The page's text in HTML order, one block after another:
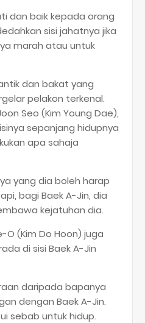
dan baik kepada orang
sisi jahatnya jika
marah atau untuk
dan bakat yang
pelakon terkenal.
Seo (Kim Young Dae),
sepanjang hidupnya
apa sahaja
yang dia boleh harap
bagi Baek A-Jin, dia
kejatuhan dia.
O (Kim Do Hoon) juga
di sisi Baek A-Jin
daripada bapanya
dengan Baek A-Jin.
sebab untuk hidup.